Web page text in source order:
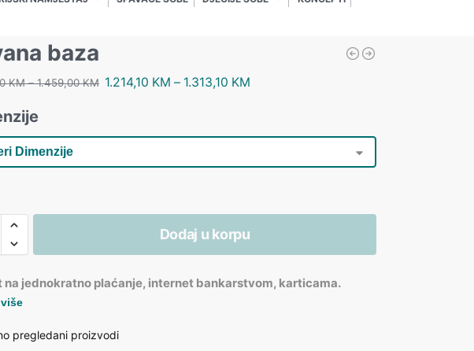
baza
KM – 1.459,00KM 1.214,10 KM – 1.313,10 KM
Dodaj u korpu
na jednokratno plaćanje, internet bankarstvom, karticama.
pregledani proizvodi